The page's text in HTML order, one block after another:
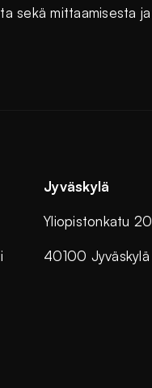
sekä mittaamisesta ja
Jyväskylä
Yliopistonkatu 20
40100 Jyväskylä